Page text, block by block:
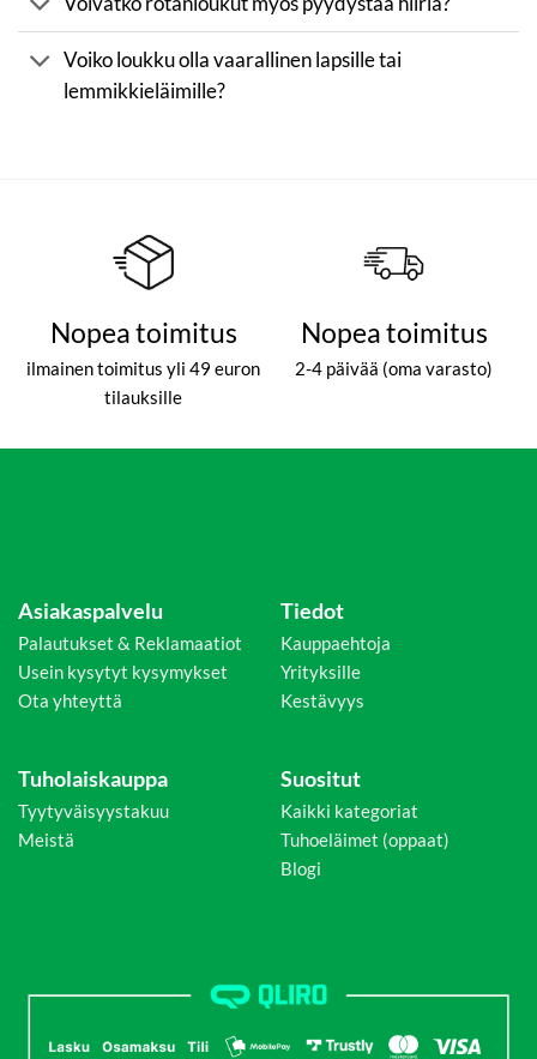
Voiko loukku olla vaarallinen lapsille tai
lemmikkieläimille?
Nopea toimitus
ilmainen toimitus yli 49 euron
tilauksille
Nopea toimitus
2-4 päivää (oma varasto)
Asiakaspalvelu
Palautukset & Reklamaatiot
Usein kysytyt kysymykset
Ota yhteyttä
Tiedot
Kauppaehtoja
Yrityksille
Kestävyys
Tuholaiskauppa
Tyytyväisyystakuu
Meistä
Suositut
Kaikki kategoriat
Tuhoeläimet (oppaat)
Blogi